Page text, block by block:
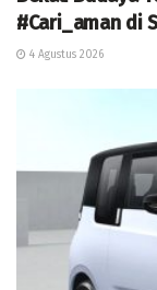
#Cari_aman di
4 Agustus 2026